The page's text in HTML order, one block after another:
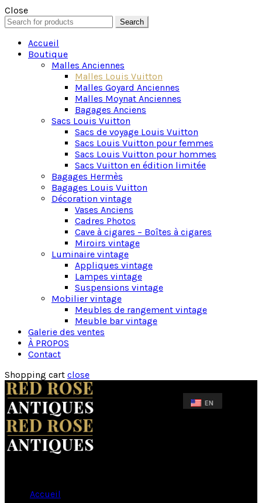
Close
Search
for:
Search
Accueil
Boutique
Malles Anciennes
Malles Louis Vuitton
Malles Goyard Anciennes
Malles Moynat Anciennes
Bagages Anciens
Sacs Louis Vuitton
Sacs de voyage Louis Vuitton
Sacs Louis Vuitton pour femmes
Sacs Louis Vuitton pour hommes
Sacs Vuitton en édition limitée
Bagages Hermès
Bagages Louis Vuitton
Décoration vintage
Vases Anciens
Cadres Photos
Cave à cigares – Boîtes à cigares
Miroirs vintage
Luminaire vintage
Appliques vintage
Lampes vintage
Suspensions vintage
Mobilier vintage
Meubles de rangement vintage
Meuble bar vintage
Galerie des ventes
À PROPOS
Contact
Shopping cart close
Accueil